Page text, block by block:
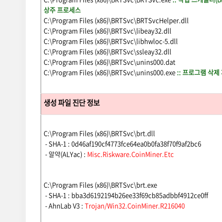
상주 프로세스
C:\Program Files (x86)\BRTSvc\BRTSvcHelper.dll
C:\Program Files (x86)\BRTSvc\libeay32.dll
C:\Program Files (x86)\BRTSvc\libhwloc-5.dll
C:\Program Files (x86)\BRTSvc\ssleay32.dll
C:\Program Files (x86)\BRTSvc\unins000.dat
C:\Program Files (x86)\BRTSvc\unins000.exe :: 프로그램 삭제
생성 파일 진단 정보
C:\Program Files (x86)\BRTSvc\brt.dll
- SHA-1 : 0d46af190cf4773fce64ea0b0fa38f70f9af2bc6
- 알약(ALYac) : Misc.Riskware.CoinMiner.Etc
C:\Program Files (x86)\BRTSvc\brt.exe
- SHA-1 : bba3d6192194b26ee33f69cb85adbbf4912ce0ff
- AhnLab V3 : Trojan/Win32.CoinMiner.R216040